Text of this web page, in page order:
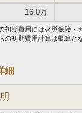
16.0万
初期費用には火災保険・
の初期費用計算は概算と
細